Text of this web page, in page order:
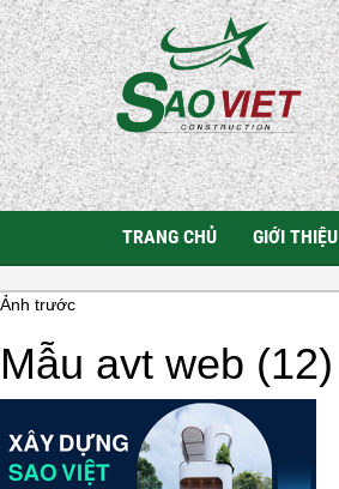
TRANG CHỦ GIỚI THIỆU
Ảnh trước
Mẫu avt web (12)